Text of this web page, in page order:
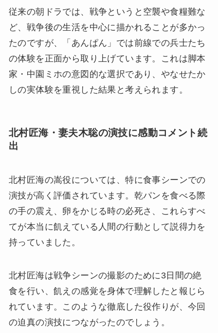
従来の朝ドラでは、戦争というと空襲や食糧難な
ど、戦争後の生活を中心に描かれることが多かっ
たのですが、「あんぱん」では前線での兵士たち
の体験を正面から取り上げています。これは脚本
家・中園ミホの意図的な選択であり、やなせたか
しの実体験を重視した結果と考えられます。
北村匠海・妻夫木聡の演技に感動コメント続
出
北村匠海の嵩役については、特に食事シーンでの
演技が高く評価されています。乾パンを食べる際
の手の震え、卵をかじる時の必死さ、これらすべ
てが本当に飢えている人間の行動として説得力を
持っていました。
北村匠海は戦争シーンの撮影のために3日間の絶
食を行い、飢えの感覚を身体で理解したと報じら
れています。このような徹底した役作りが、今回
の迫真の演技につながったのでしょう。